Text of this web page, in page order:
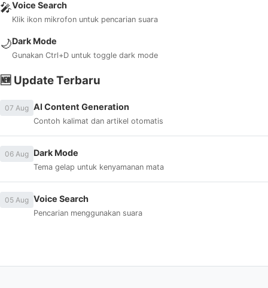
🎤Voice Search
Klik ikon mikrofon untuk pencarian suara
🌙Dark Mode
Gunakan Ctrl+D untuk toggle dark mode
🆕 Update Terbaru
07 Aug AI Content Generation
Contoh kalimat dan artikel otomatis
06 Aug Dark Mode
Tema gelap untuk kenyamanan mata
05 Aug Voice Search
Pencarian menggunakan suara